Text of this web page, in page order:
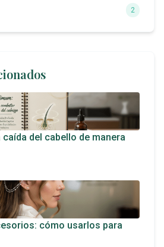
2
del cabello de manera
cómo usarlos para